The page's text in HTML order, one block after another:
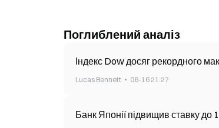
Поглиблений аналіз
Індекс Dow досяг рекордного
Lucas Bennett 06-16 21:27
Банк Японії підвищив ставку до